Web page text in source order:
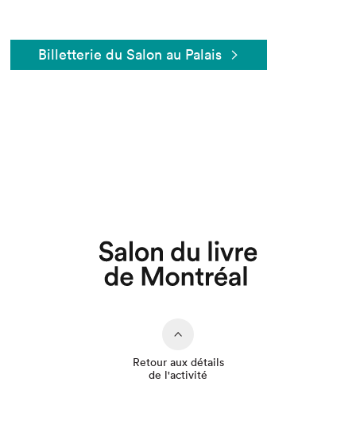
Billetterie du Salon au Palais
Retour aux détails
de l'activité